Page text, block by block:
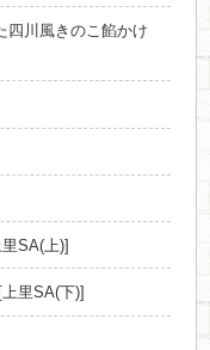
四川風きのこ餡かけ
SA(上)]
里SA(下)]